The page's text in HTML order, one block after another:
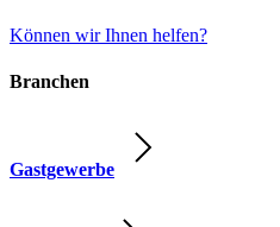
Können wir Ihnen helfen?
Branchen
Gastgewerbe